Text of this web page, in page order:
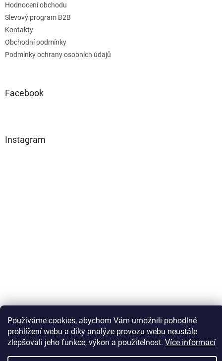
Používáme cookies, abychom Vám umožnili pohodlné
prohlížení webu a díky analýze provozu webu neustále
zlepšovali jeho funkce, výkon a použitelnost. Více informací
Hodnocení obchodu
Slevový program B2B
Kontakty
Obchodní podmínky
Podmínky ochrany osobních údajů
Facebook
Instagram
Sledovat na Instagramu